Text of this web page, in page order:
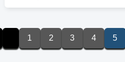
1 2 3 4 5